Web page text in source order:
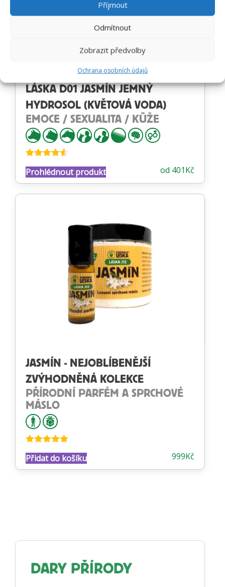
Příjmout
Odmítnout
Zobrazit předvolby
Ochrana osobních údajů
LÁSKA D01 JASMÍN JEMNÝ
HYDROSOL (KVĚTOVÁ VODA)
EMOCE / SEXUALITA / KŮŽE
4.53z 5 od 401Kč
Prohlédnout produkt
JASMÍN - NEJOBLÍBENĚJŠÍ
ZVÝHODNĚNÁ KOLEKCE
PŘÍRODNÍ PARFÉM A SPRCHOVÉ
MÁSLO
4.82z 5 999Kč
Přidat do košíku
DARY PŘÍRODY